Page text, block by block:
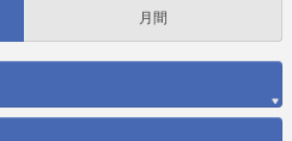
月間